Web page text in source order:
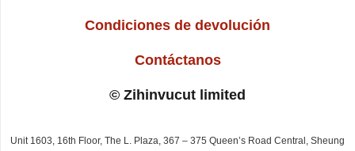
Condiciones de devolución
Contáctanos
© Zihinvucut limited
Unit 1603, 16th Floor, The L. Plaza, 367 – 375 Queen’s Road Central, Sheung